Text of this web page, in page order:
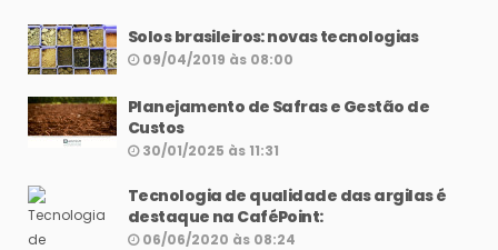
Solos brasileiros: novas tecnologias
09/04/2019 às 08:00
Planejamento de Safras e Gestão de
Custos
30/01/2025 às 11:31
Tecnologia de qualidade das argilas é
destaque na CaféPoint:
06/06/2020 às 08:24